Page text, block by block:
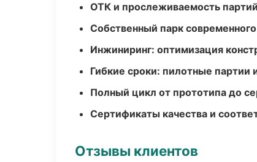
ОТК и прослеживаемость
Собственный парк
Инжиниринг: оптимизация
Гибкие сроки: пилотные партии
Полный цикл от прототипа до
Сертификаты качества и
Отзывы клиентов